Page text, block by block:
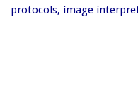
protocols, image